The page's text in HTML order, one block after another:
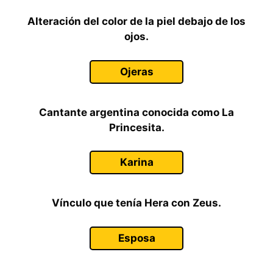
Alteración del color de la piel debajo de los
ojos.
Ojeras
Cantante argentina conocida como La
Princesita.
Karina
Vínculo que tenía Hera con Zeus.
Esposa